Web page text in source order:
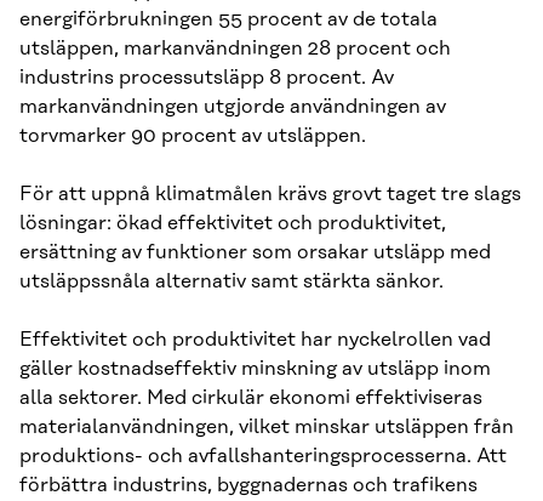
energiförbrukningen 55 procent av de totala
utsläppen, markanvändningen 28 procent och
industrins processutsläpp 8 procent. Av
markanvändningen utgjorde användningen av
torvmarker 90 procent av utsläppen.
För att uppnå klimatmålen krävs grovt taget tre slags
lösningar: ökad effektivitet och produktivitet,
ersättning av funktioner som orsakar utsläpp med
utsläppssnåla alternativ samt stärkta sänkor.
Effektivitet och produktivitet har nyckelrollen vad
gäller kostnadseffektiv minskning av utsläpp inom
alla sektorer. Med cirkulär ekonomi effektiviseras
materialanvändningen, vilket minskar utsläppen från
produktions- och avfallshanteringsprocesserna. Att
förbättra industrins, byggnadernas och trafikens